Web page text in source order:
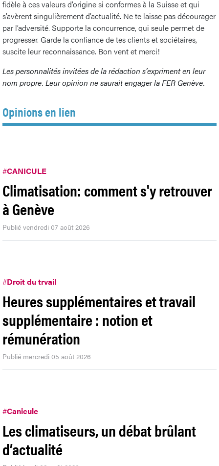
fidèle à ces valeurs d’origine si conformes à la Suisse et qui
s’avèrent singulièrement d’actualité. Ne te laisse pas décourager
par l’adversité. Supporte la concurrence, qui seule permet de
progresser. Garde la confiance de tes clients et sociétaires,
suscite leur reconnaissance. Bon vent et merci!
Les personnalités invitées de la rédaction s’expriment en leur
nom propre. Leur opinion ne saurait engager la FER Genève.
Opinions en lien
#CANICULE
Climatisation: comment s'y retrouver
à Genève
Publié vendredi 07 août 2026
#Droit du trvail
Heures supplémentaires et travail
supplémentaire : notion et
rémunération
Publié mercredi 05 août 2026
#Canicule
Les climatiseurs, un débat brûlant
d’actualité